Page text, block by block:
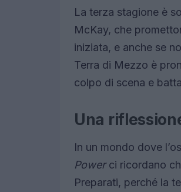
La terza stagione è
McKay, che
iniziata, e anche se
Terra di Mezzo è
colpo di scena e
Una
In un mondo dove
Powerci ricordano
Preparati, perché la